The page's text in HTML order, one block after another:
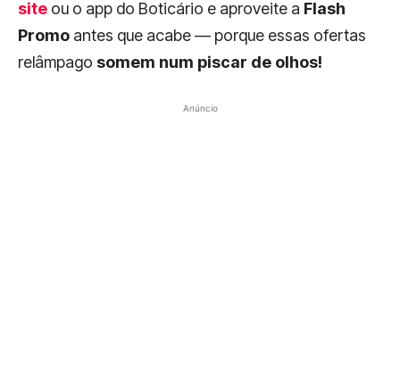
site ou o app do Boticário e aproveite a Flash
Promo antes que acabe — porque essas ofertas
relâmpago somem num piscar de olhos!
Anúncio